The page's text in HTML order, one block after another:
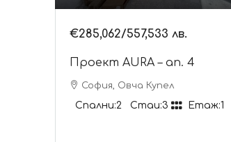
€285,062/557,533 лв.
Проект AURA – ап. 4
София, Овча Купел
Спални:2 Стаи:3 Етаж:1